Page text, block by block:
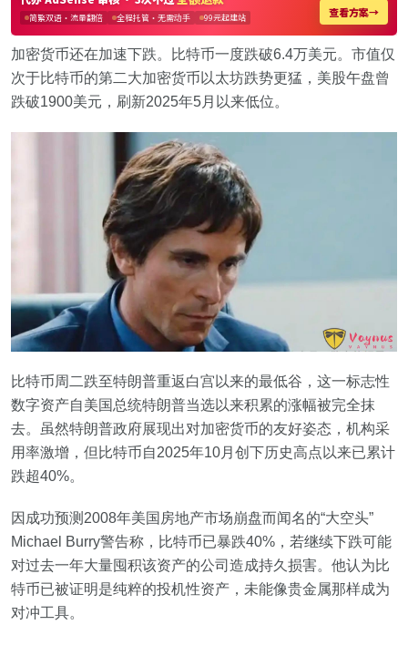
加密货币还在加速下跌。比特币一度跌破6.4万美元。市值仅
次于比特币的第二大加密货币以太坊跌势更猛，美股午盘曾
跌破1900美元，刷新2025年5月以来低位。
比特币周二跌至特朗普重返白宫以来的最低谷，这一标志性
数字资产自美国总统特朗普当选以来积累的涨幅被完全抹
去。虽然特朗普政府展现出对加密货币的友好姿态，机构采
用率激增，但比特币自2025年10月创下历史高点以来已累计
跌超40%。
因成功预测2008年美国房地产市场崩盘而闻名的“大空头”
Michael Burry警告称，比特币已暴跌40%，若继续下跌可能
对过去一年大量囤积该资产的公司造成持久损害。他认为比
特币已被证明是纯粹的投机性资产，未能像贵金属那样成为
对冲工具。